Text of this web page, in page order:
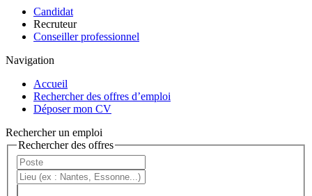
Candidat
Recruteur
Conseiller professionnel
Navigation
Accueil
Rechercher des offres d’emploi
Déposer mon CV
Rechercher un emploi
Rechercher des offres